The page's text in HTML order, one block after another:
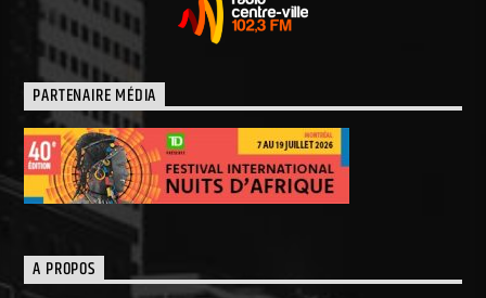
PARTENAIRE MÉDIA
A PROPOS